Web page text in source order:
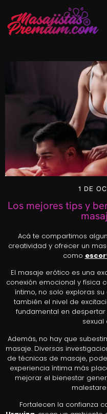
1 DE
Los mejores tips y
Acá te compartimos
creatividad y ofrecer un
como
El masaje erótico es una
conexión emocional y física
íntimo, no solo exploras
también el nivel de
fundamental en
sexual
Además, no hay que
masaje. Diversas
de técnicas de masaje,
experiencia íntima más
mejorar el bienestar
Fortalecen la confianza